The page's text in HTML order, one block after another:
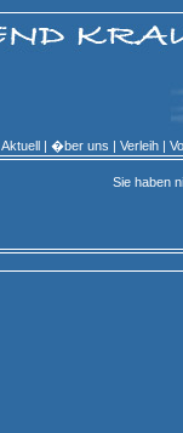
Aktuell | �ber uns | Verleih |
Sie haben